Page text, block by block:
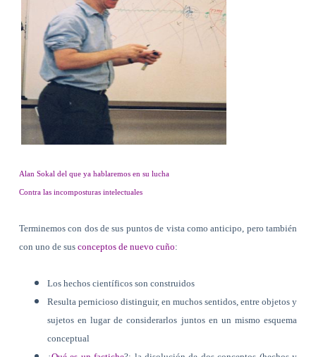
Alan Sokal del que ya hablaremos en su lucha
Contra las incomposturas intelectuales
Terminemos con dos de sus puntos de vista como anticipo, pero también
con uno de sus conceptos de nuevo cuño:
Los hechos científicos son construidos
Resulta pernicioso distinguir, en muchos sentidos, entre objetos y
sujetos en lugar de considerarlos juntos en un mismo esquema
conceptual